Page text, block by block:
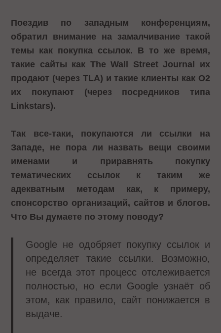
Поездив по западным конференциям,
обратил внимание на замалчивание такой
темы как покупка ссылок. В то же время,
такие сайты как The Wall Street Journal их
продают (через TLA) и такие клиенты как O2
их покупают (через посредников типа
Linkstars).
Так все-таки, покупаются ли ссылки на
Западе, не пора ли назвать вещи своими
именами и приравнять покупку
тематических ссылок к таким же
адекватным методам как, к примеру,
спонсорство организаций, сайтов и блогов.
Что Вы думаете по этому поводу?
Google не одобряет покупку ссылок и
определяет такие ссылки. Возможно,
не всегда этот процесс отслеживается
полностью, но если Google узнаёт об
этом, как правило, сайт понижается в
выдаче.